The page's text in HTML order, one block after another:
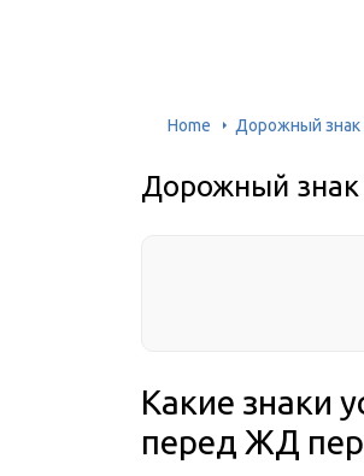
Home Дорожный
Дорожный
Какие знаки
перед ЖД